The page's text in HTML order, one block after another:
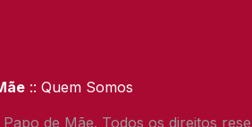
:: Quem Somos
de Mãe. Todos os direitos